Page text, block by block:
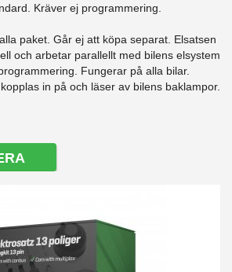
Kräver ej programmering.
paket. Går ej att köpa separat. Elsatsen
och arbetar parallellt med bilens elsystem
Fungerar på alla bilar.
in på och läser av bilens baklampor.